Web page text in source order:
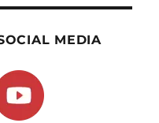
MEDIA